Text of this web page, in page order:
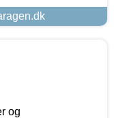
og